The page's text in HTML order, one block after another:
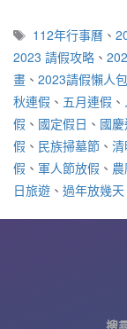
標
籤
112年行事曆 、
2023 請假攻略 、
畫 、 2023請假懶人包
秋連假 、 五月連假 、
假 、 國定假日 、 國
假 、 民族掃墓節 、
假 、 軍人節放假 、
日旅遊 、 過年放幾天
搜